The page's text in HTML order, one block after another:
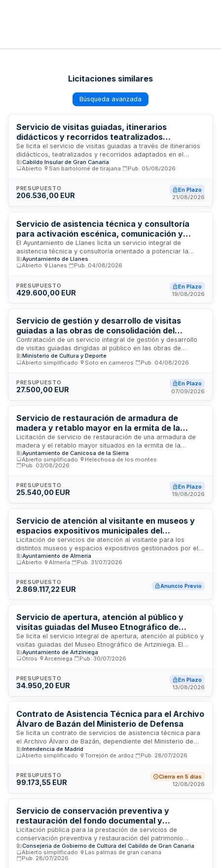
Licitaciones similares
Búsqueda avanzada
Servicio de visitas guiadas, itinerarios
didácticos y recorridos teatralizados
adaptados en el Centro Etnográfico Faro de
Maspalomas de FEDAC
Se licita el servicio de visitas guiadas a través de itinerarios
didácticos, teatralizados y recorridos adaptados en el
Centro Etnográfico Faro de Maspalomas, gestionado por
FEDAC. El contrato contempla cuatro modalidades de
teatralizadas regido por el Real Decreto 1435/1985 y el IV
Convenio colectivo marco estatal de ocio educativo. La
recursos didácticos, formación inicial y continua del
personal, procedimientos de control de calidad, uniformidad
del personal y evaluación de incidencias con indicadores de
desempeño.
Cabildo Insular de Gran Canaria
Abierto
San bartolomé de tirajana Pub. 05/08/2026
PRESUPUESTO
206.536,00 EUR
En Plazo
21/08/2026
Servicio de asistencia técnica y consultoría
para activación escénica, comunicación y
dinamización cultural - Ayuntamiento de Llanes
El Ayuntamiento de Llanes licita un servicio integral de
asistencia técnica y consultoría orientado a potenciar la
programación cultural municipal, con énfasis especial en el
nuevo equipamiento Cinemar. El contrato abarca actividades
contenidos audiovisuales, comunicación de eventos
culturales, mediación con agentes sociales y transferencia
servicio de carácter transversal que garantizará la calidad,
continuidad y proyección de las iniciativas de artes
escénicas, audiovisuales, actividades comunitarias e
iniciativas educativas.
Ayuntamiento de Llanes
Abierto
Llanes Pub. 04/08/2026
PRESUPUESTO
429.600,00 EUR
En Plazo
19/08/2026
Servicio de gestión y desarrollo de visitas
guiadas a las obras de consolidación del
Monasterio de San Millán de Suso
Contratación de un servicio integral de gestión y desarrollo
de visitas guiadas dirigidas al público en las obras de
consolidación del Monasterio de San Millán de Suso, ubicado
en San Millán de la Cogolla, La Rioja. El servicio incluye la
con visitantes durante el período de restauración del
inmueble. La ejecución del contrato requiere la contratación
de 150.000 euros y será financiado por el Ministerio de
Cultura a través del Instituto del Patrimonio Cultural de
España.
Ministerio de Cultura y Deporte
Abierto simplificado
Soto en cameros Pub. 04/08/2026
PRESUPUESTO
27.500,00 EUR
En Plazo
07/09/2026
Servicio de restauración de armadura de
madera y retablo mayor en la ermita de la
Veracruz de Canicosa de la Sierra
Licitación de servicio de restauración de una armadura de
madera y el retablo mayor situados en la ermita de la
Veracruz del municipio de Canicosa de la Sierra en Burgos. El
Ayuntamiento de Canicosa de la Sierra contrata esta
prestación de restauración conforme a la memoria valorada
Miranda Barroso. El contrato se clasifica como administrativo
de servicios según la Ley de Contratos del Sector Público. La
en Patrimonio Cultural 2025-2026.
Ayuntamiento de Canicosa de la Sierra
Abierto simplificado
Helechosa de los montes
Pub. 03/08/2026
PRESUPUESTO
25.540,00 EUR
En Plazo
19/08/2026
Servicio de atención al visitante en museos y
espacios expositivos municipales del
Ayuntamiento de Almería
Licitación de servicios de atención al visitante para los
distintos museos y espacios expositivos gestionados por el
Ayuntamiento de Almería. El contrato comprende la
prestación de servicios de recepción, información,
equipamientos culturales municipales. Se busca garantizar
una experiencia de calidad a los visitantes mediante
de públicos en espacios museísticos. El valor estimado del
contrato es de 896.599,13 euros.
Ayuntamiento de Almería
Abierto
Almería Pub. 31/07/2026
PRESUPUESTO
2.869.117,22 EUR Anuncio Previo
Servicio de apertura, atención al público y
visitas guiadas del Museo Etnográfico de
Artziniega
Se licita el servicio integral de apertura, atención al público y
visitas guiadas del Museo Etnográfico de Artziniega. El
contratista debe proporcionar personal especializado con
categoría de guía de museo, garantizar la atención continua
locales en condiciones operativas. La ejecución se realiza
en las dependencias del museo ubicadas en Arteko Aldapa
empresa adjudicataria.
Ayuntamiento de Artziniega
Otros
Arceniega Pub. 30/07/2026
PRESUPUESTO
34.950,20 EUR
En Plazo
13/08/2026
Contrato de Asistencia Técnica para el Archivo
Álvaro de Bazán del Ministerio de Defensa
Se licita un contrato de servicios de asistencia técnica para
el Archivo Álvaro de Bazán, dependiente del Ministerio de
Defensa. El servicio comprende labores de archivística y
tratamiento histórico documental, requiriendo personal
preferentemente experiencia en el ámbito de la Armada. El
adjudicatario debe proveer los equipos necesarios y asumir
La documentación y contenidos generados serán propiedad
exclusiva de la Armada.
Intendencia de Madrid
Abierto simplificado
Torrejón de ardoz Pub. 28/07/2026
PRESUPUESTO
99.173,55 EUR
Cierra en 5 días
12/08/2026
Servicio de conservación preventiva y
restauración del fondo documental y
bibliográfico de la Casa Museo Pérez Galdós del
Cabildo de Gran Canaria
Licitación pública para la prestación de servicios de
conservación preventiva y restauración del patrimonio
documental y bibliográfico custodiado en la Casa Museo
Pérez Galdós de Las Palmas de Gran Canaria. El Cabildo de
Gran Canaria, a través de su Consejería de Gobierno de
Consejeria de Gobierno de Cultura del Cabildo de Gran Canaria
Abierto simplificado
Las palmas de gran canaria
Pub. 28/07/2026